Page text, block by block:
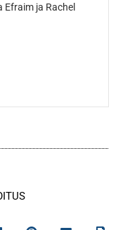
ja Rachel